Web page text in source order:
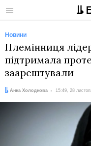
Меню
Новини
Племінниця
підтримала
заарештували
Автор:
Анна Холоднова
Дата: 15:49, 28